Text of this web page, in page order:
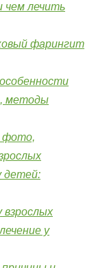
чем лечить
фарингит
методы
фото,
детей:
взрослых
у